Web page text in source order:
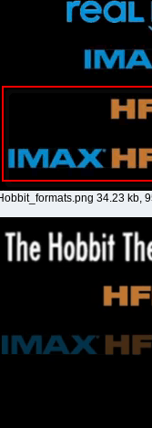
34.23 kb,